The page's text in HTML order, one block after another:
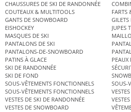
CHAUSSURES DE SKI DE RANDONNÉE
COUTEAUX & MULTITOOLS
FARTS
GANTS DE SNOWBOARD
EISHOCKEY
JUPES
MASQUES DE SKI
PANTALONS DE SKI
PANTALONS-DE-SNOWBOARD
PATINS À GLACE
PEAUX
SKI DE RANDONNÉE
SKI DE FOND
SOUS-VÊTEMENTS FONCTIONNELS
SOUS-
SOUS-VÊTEMENTS FONCTIONNELS
VESTES DE SKI DE RANDONNÉE
VESTES DE SNOWBOARD